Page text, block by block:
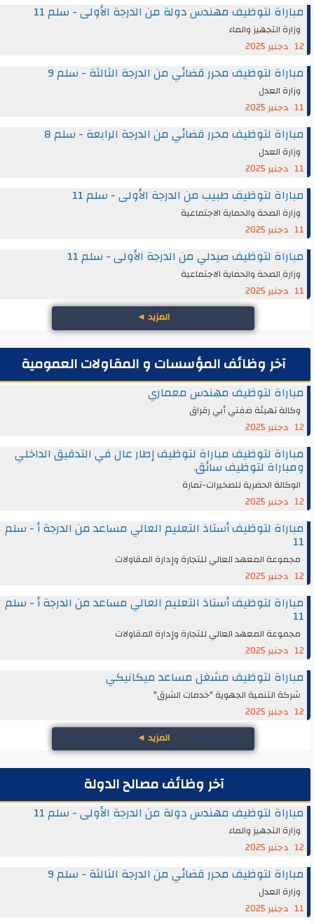
مباراة لتوظيف مهندس دولة من الدرجة الأولى - سلم 11
وزارة التجهيز والماء
12 دجنبر 2025
مباراة لتوظيف محرر قضائي من الدرجة الثالثة - سلم 9
وزارة العدل
11 دجنبر 2025
مباراة لتوظيف محرر قضائي من الدرجة الرابعة - سلم 8
وزارة العدل
11 دجنبر 2025
مباراة لتوظيف طبيب من الدرجة الأولى - سلم 11
وزارة الصحة والحماية الاجتماعية
11 دجنبر 2025
مباراة لتوظيف صيدلي من الدرجة الأولى - سلم 11
وزارة الصحة والحماية الاجتماعية
11 دجنبر 2025
المزيد◄
آخر وظائف المؤسسات و المقاولات العمومية
مباراة لتوظيف مهندس معماري
وكالة تهيئة ضفتي أبي رقراق
12 دجنبر 2025
مباراة لتوظيف مباراة لتوظيف إطار عال في التدقيق الداخلي
ومباراة لتوظيف سائق.
الوكالة الحضرية للصخيرات-تمارة
12 دجنبر 2025
مباراة لتوظيف أستاذ التعليم العالي مساعد من الدرجة أ - سلم
11
مجموعة المعهد العالي للتجارة وإدارة المقاولات
12 دجنبر 2025
مباراة لتوظيف أستاذ التعليم العالي مساعد من الدرجة أ - سلم
11
مجموعة المعهد العالي للتجارة وإدارة المقاولات
12 دجنبر 2025
مباراة لتوظيف مشغل مساعد ميكانيكي
شركة التنمية الجهوية "خدمات الشرق"
12 دجنبر 2025
المزيد◄
آخر وظائف مصالح الدولة
مباراة لتوظيف مهندس دولة من الدرجة الأولى - سلم 11
وزارة التجهيز والماء
12 دجنبر 2025
مباراة لتوظيف محرر قضائي من الدرجة الثالثة - سلم 9
وزارة العدل
11 دجنبر 2025